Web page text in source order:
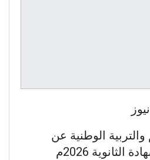
الوطنية عن
جدول امتحانات الشهادة الثانوية 2026م